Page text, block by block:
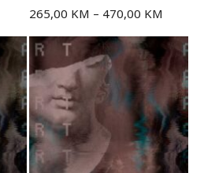
265,00 KM – 470,00 KM